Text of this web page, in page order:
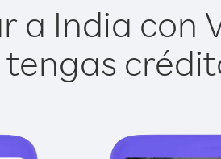
a India con